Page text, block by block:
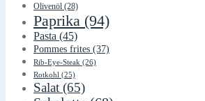
Olivenöl (28)
Paprika (94)
Pasta (45)
Pommes frites (37)
Rib-Eye-Steak (26)
Rotkohl (25)
Salat (65)